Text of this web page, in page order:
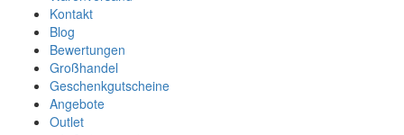
Kontakt
Blog
Bewertungen
Großhandel
Geschenkgutscheine
Angebote
Outlet